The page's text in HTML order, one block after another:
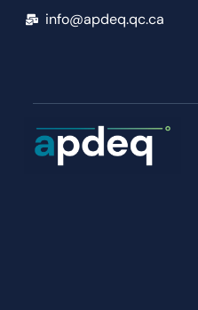
info@apdeq.qc.ca